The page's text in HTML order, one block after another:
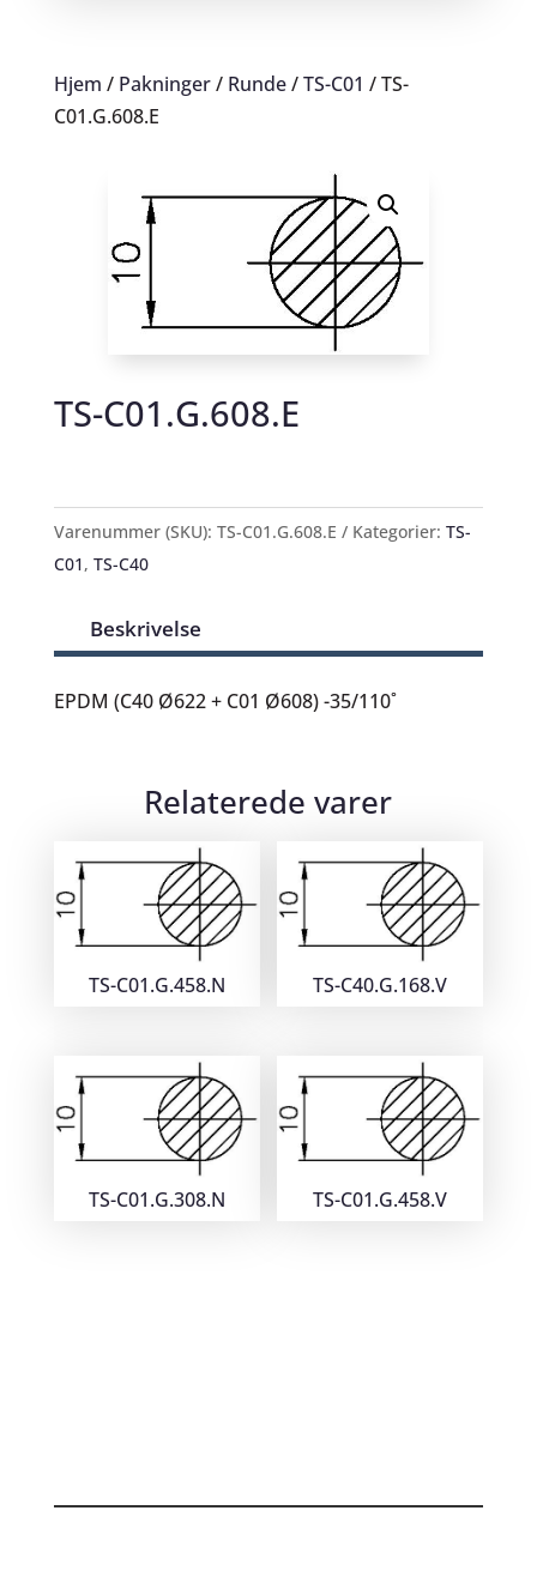
Hjem / Pakninger/ Runde/TS-C01 / TS-
C01.G.608.E
TS-C01.G.608.E
Varenummer (SKU): TS-C01.G.608.E Kategorier: TS-
C01, TS-C40
Beskrivelse
EPDM (C40 Ø622 + C01 Ø608) -35/110˚
Relaterede varer
TS-C01.G.458.N TS-C40.G.168.V
TS-C01.G.308.N TS-C01.G.458.V